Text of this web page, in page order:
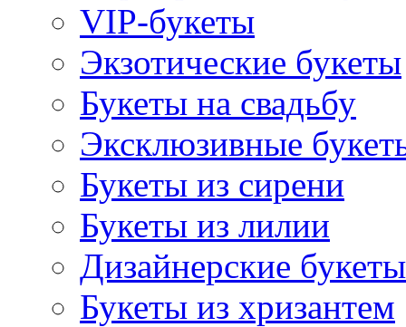
VIP-букеты
Экзотические букеты
Букеты на свадьбу
Эксклюзивные
Букеты из сирени
Букеты из лилии
Дизайнерские
Букеты из хризантем